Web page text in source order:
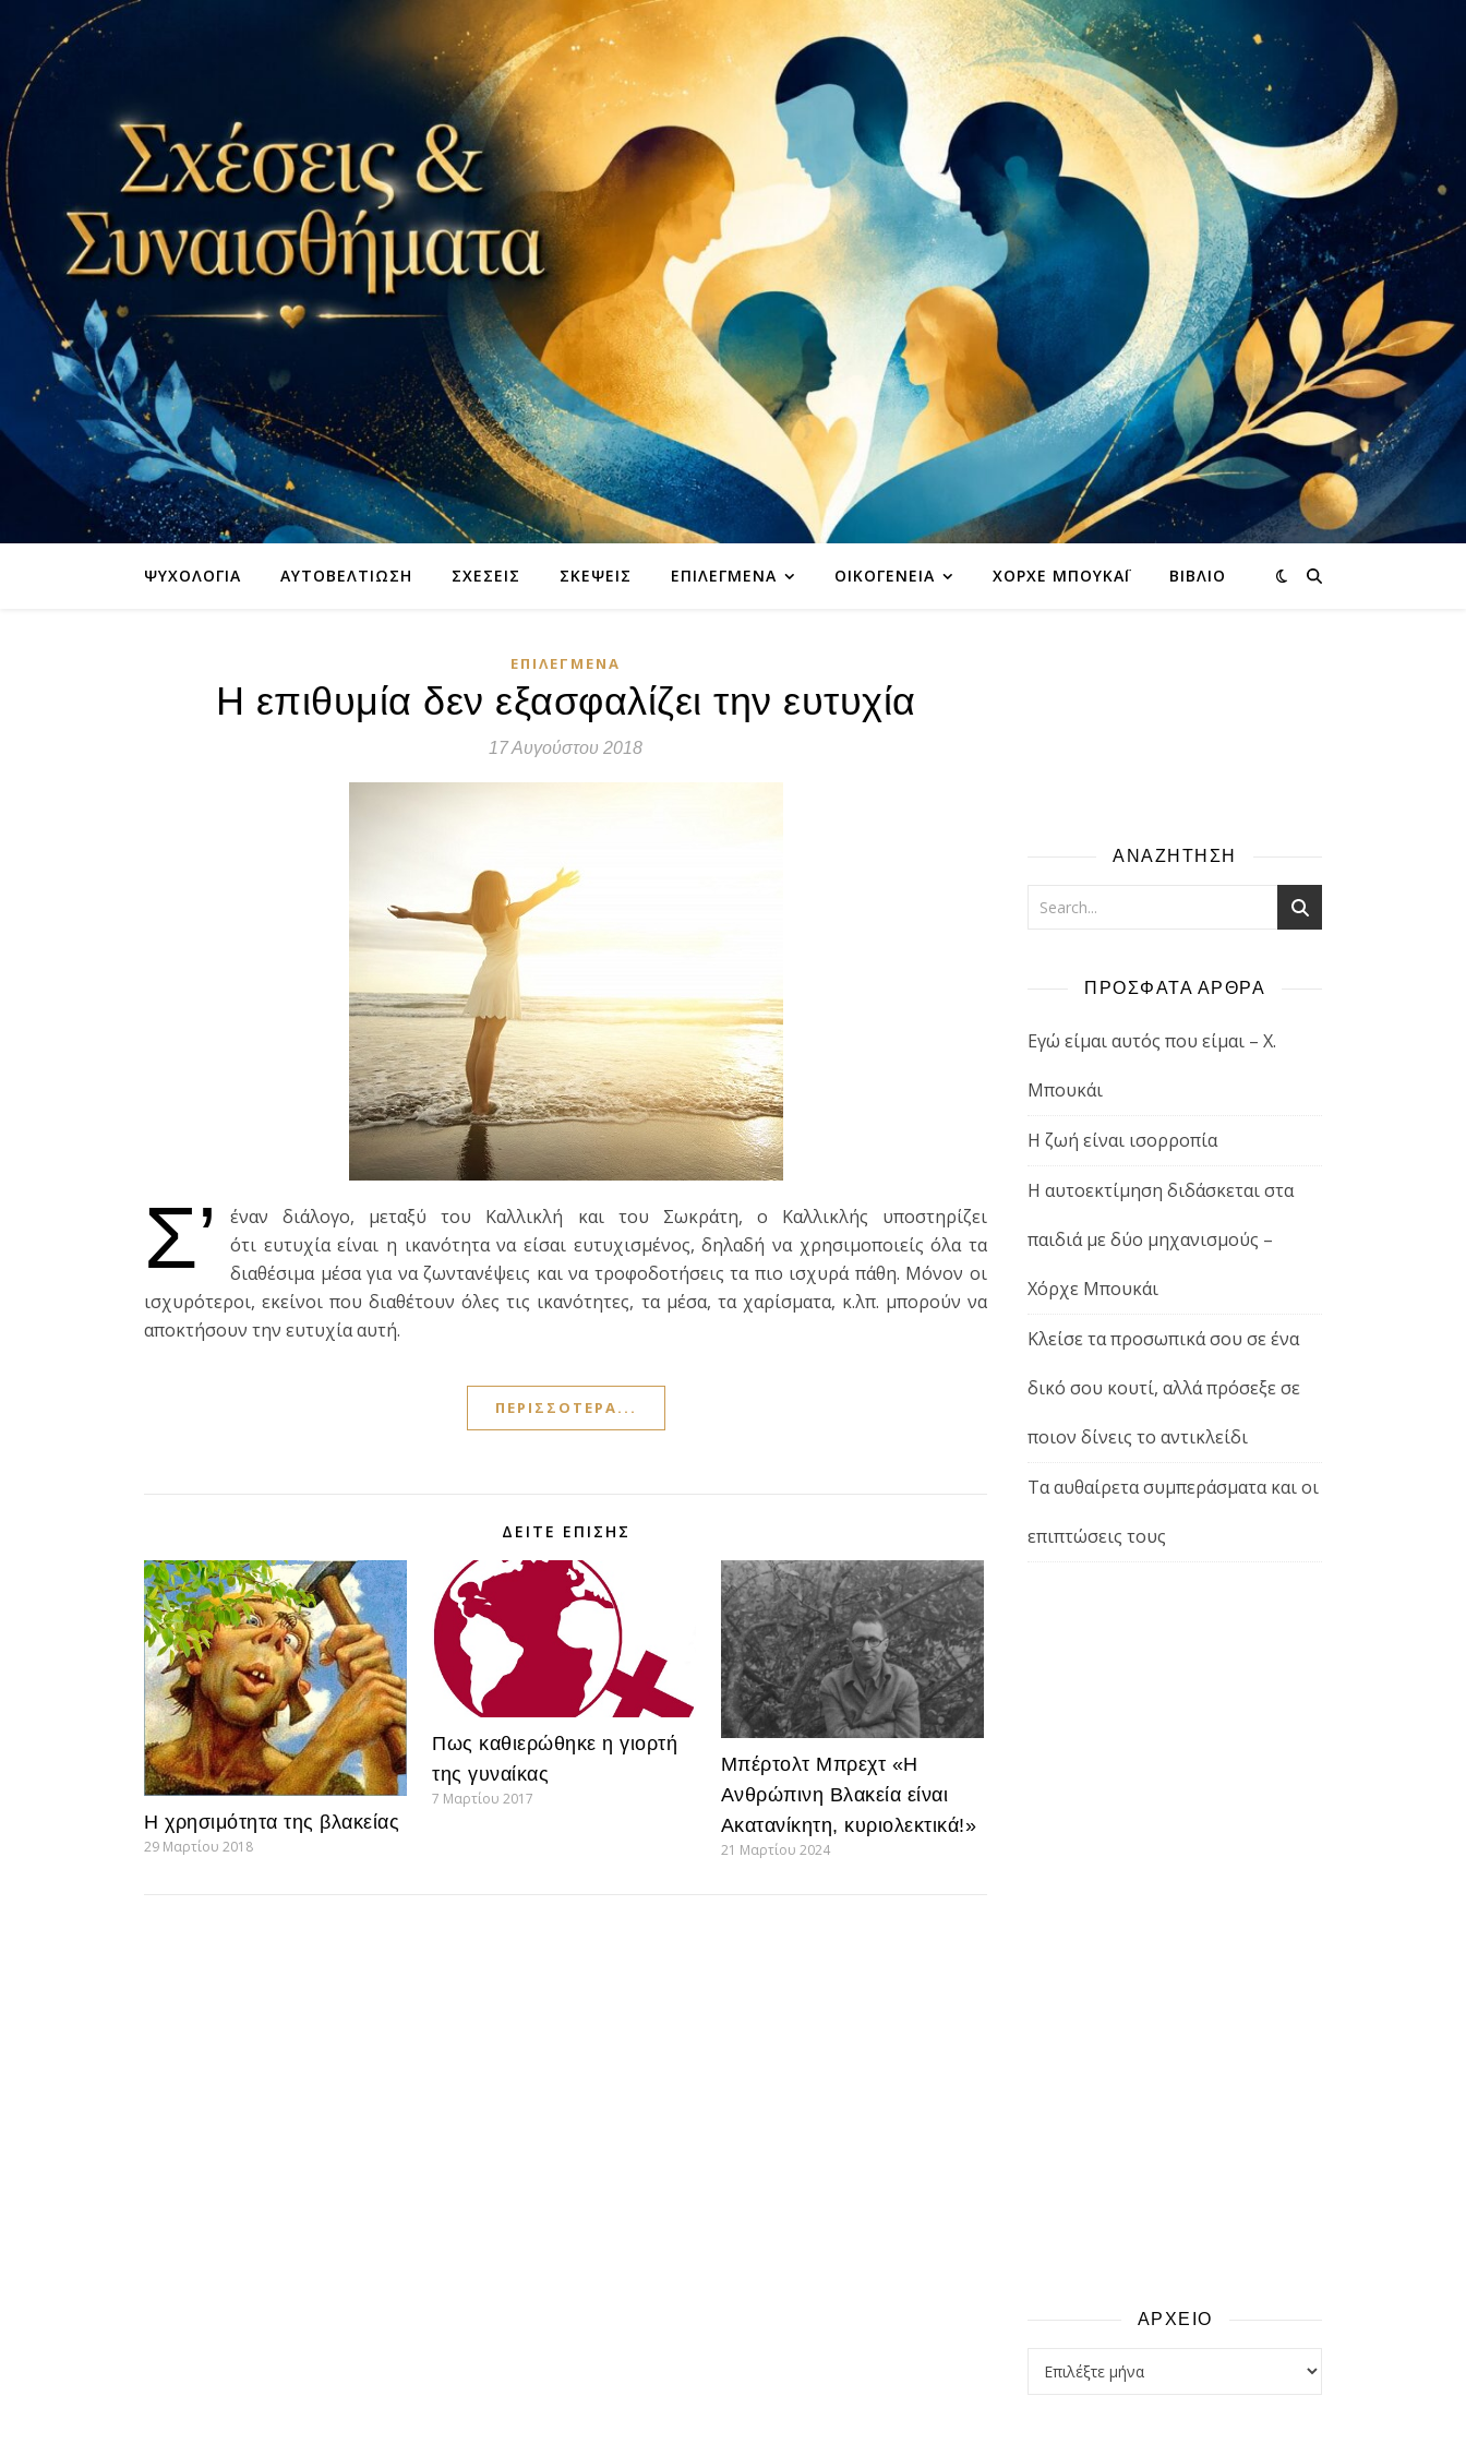
ΨΥΧΟΛΟΓΊΑ ΑΥΤΟΒΕΛΤΊΩΣΗ ΣΧΈΣΕΙΣ ΣΚΈΨΕΙΣ ΕΠΙΛΕΓΜΈΝΑ ΟΙΚΟΓΈΝΕΙΑ ΧΌΡΧΕ ΜΠΟΥΚΆΙ ΒΙΒΛΊΟ
ΕΠΙΛΕΓΜΈΝΑ
Η επιθυμία δεν εξασφαλίζει την ευτυχία
17 Αυγούστου 2018
Σ’
έναν διάλογο, μεταξύ του Καλλικλή και του Σωκράτη, ο Καλλικλής υποστηρίζει
ότι ευτυχία είναι η ικανότητα να είσαι ευτυχισμένος, δηλαδή να χρησιμοποιείς όλα τα
διαθέσιμα μέσα για να ζωντανέψεις και να τροφοδοτήσεις τα πιο ισχυρά πάθη. Μόνον οι
ισχυρότεροι, εκείνοι που διαθέτουν όλες τις ικανότητες, τα μέσα, τα χαρίσματα, κ.λπ. μπορούν να
αποκτήσουν την ευτυχία αυτή.
ΠΕΡΙΣΣΌΤΕΡΑ...
ΔΕΊΤΕ ΕΠΊΣΗΣ
Η χρησιμότητα της βλακείας
29 Μαρτίου 2018
Πως καθιερώθηκε η γιορτή
της γυναίκας
7 Μαρτίου 2017
Μπέρτολτ Μπρεχτ «Η
Ανθρώπινη Βλακεία είναι
Ακατανίκητη, κυριολεκτικά!»
21 Μαρτίου 2024
ΑΝΑΖΗΤΗΣΗ
ΠΡΟΣΦΑΤΑ ΑΡΘΡΑ
Εγώ είμαι αυτός που είμαι – Χ.
Μπουκάι
Η ζωή είναι ισορροπία
Η αυτοεκτίμηση διδάσκεται στα
παιδιά με δύο μηχανισμούς –
Χόρχε Μπουκάι
Κλείσε τα προσωπικά σου σε ένα
δικό σου κουτί, αλλά πρόσεξε σε
ποιον δίνεις το αντικλείδι
Τα αυθαίρετα συμπεράσματα και οι
επιπτώσεις τους
ΑΡΧΕΙΟ